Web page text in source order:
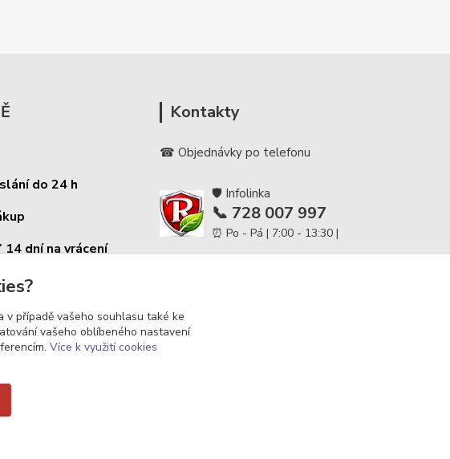
do 24 h
dní na vrácení
Kontakty
☎ Objednávky po telefonu
🛡️ Infolinka
📞 728 007 997
⏰ Po - Pá | 7:00 - 13:30 |
v případě vašeho souhlasu také ke
vašeho oblíbeného nastavení
Více k využití cookies